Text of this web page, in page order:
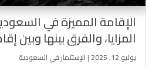
الإقامة المميزة في
المزايا، والفرق بينها وبين
يوليو 12, 2025 | الإستثمار في السعودية